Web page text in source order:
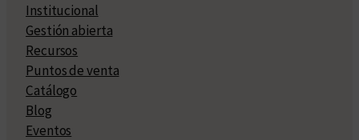
Institucional
Gestión abierta
Recursos
Puntos de venta
Catálogo
Blog
Eventos